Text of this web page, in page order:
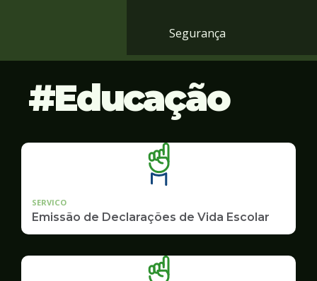
Segurança
Educação
SERVICO
Emissão de Declarações de Vida Escolar